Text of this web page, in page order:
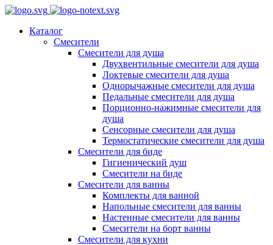
Каталог
Смесители
Смесители для душа
Двухвентильные смесители для душа
Локтевые смесители для душа
Однорычажные смесители для душа
Педальные смесители для душа
Порционно-нажимные смесители для
душа
Сенсорные смесители для душа
Термостатические смесители для душа
Смесители для биде
Гигиенический душ
Смесители на биде
Смесители для ванны
Комплекты для ванной
Напольные смесители для ванны
Настенные смесители для ванны
Смесители на борт ванны
Смесители для кухни